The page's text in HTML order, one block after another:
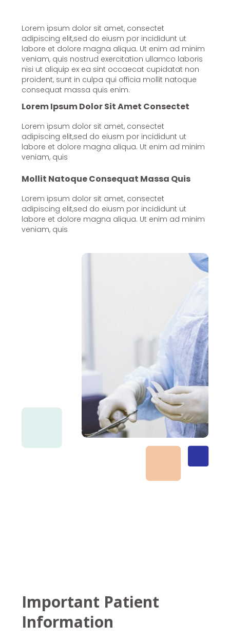
Lorem ipsum dolor sit amet, consectet
adipiscing elit,sed do eiusm por incididunt ut
labore et dolore magna aliqua. Ut enim ad minim
veniam, quis nostrud exercitation ullamco laboris
nisi ut aliquip ex ea sint occaecat cupidatat non
proident, sunt in culpa qui officia mollit natoque
consequat massa quis enim.
Lorem Ipsum Dolor Sit Amet Consectet
Lorem ipsum dolor sit amet, consectet
adipiscing elit,sed do eiusm por incididunt ut
labore et dolore magna aliqua. Ut enim ad minim
veniam, quis
Mollit Natoque Consequat Massa Quis
Lorem ipsum dolor sit amet, consectet
adipiscing elit,sed do eiusm por incididunt ut
labore et dolore magna aliqua. Ut enim ad minim
veniam, quis
Important Patient
Information